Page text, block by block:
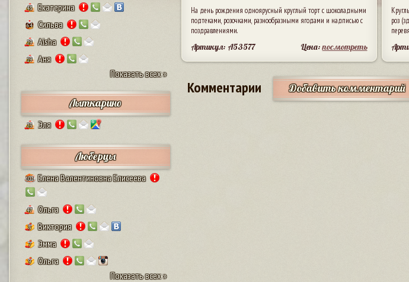
43 Екатерина
64 Сильва
29 Aisha
19
Аня
Показать всех »
Лыткарино
23 Эля
Люберцы
101 Елена Валентиновна Елисеева
47 Ольга
8 Виктория
7 Эмма
9
Ольга
Показать всех »
На день рождения одноярусный круглый торт с шоколадными
подтеками, розочками, разнообразными ягодами и надписью с
поздравлениями.
Артикул: A53577 Цена:посмотреть
роз
Комментарии Добавить комментарий